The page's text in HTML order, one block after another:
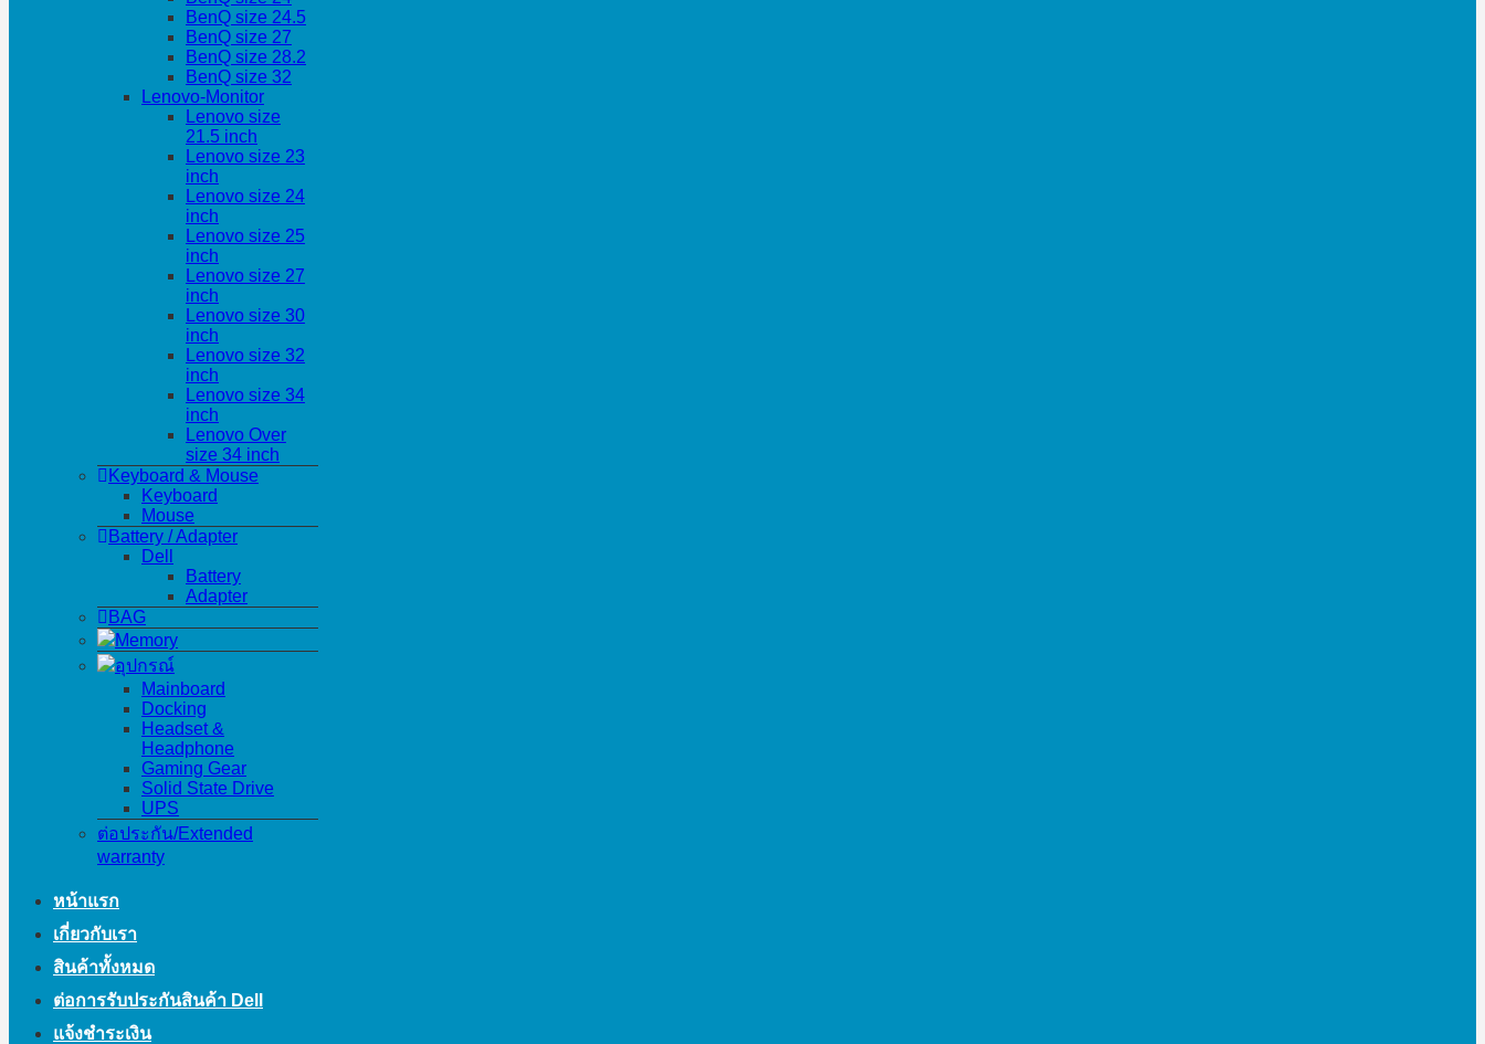
BenQ size 24.5
BenQ size 27
BenQ size 28.2
BenQ size 32
Lenovo-Monitor
Lenovo size
21.5 inch
Lenovo size 23
inch
Lenovo size 24
inch
Lenovo size 25
inch
Lenovo size 27
inch
Lenovo size 30
inch
Lenovo size 32
inch
Lenovo size 34
inch
Lenovo Over
size 34 inch
Keyboard & Mouse
Keyboard
Mouse
Battery / Adapter
Dell
Battery
Adapter
BAG
Memory
อุปกรณ์
Mainboard
Docking
Headset &
Headphone
Gaming Gear
Solid State Drive
UPS
ต่อประกัน/Extended
warranty
หน้าแรก
เกี่ยวกับเรา
สินค้าทั้งหมด
ต่อการรับประกันสินค้า Dell
แจ้งชำระเงิน